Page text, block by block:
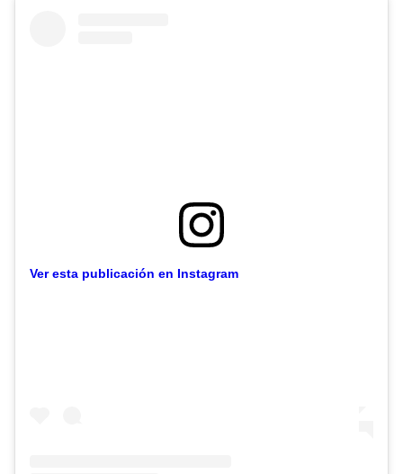
Ver esta publicación en Instagram